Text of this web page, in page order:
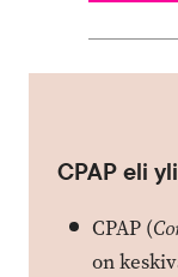
CPAP eli
CPAP (
on